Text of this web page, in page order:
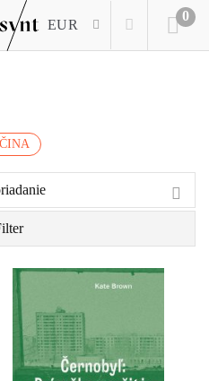
EUR
0
Monumentálna kniha o
černobyľskej jadrovej
katastrofe. Príbeh
explózie, ktorá zmenila
svet a oči celej planéty
upriamila na jedno